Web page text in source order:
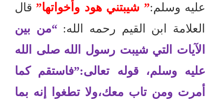
عليه وسلم:
” شيبتني هود وأخواتها” قال
العلامة ابن القيم رحمه الله:
“من بين
الآيات التي شيبت رسول الله صلى الله
عليه وسلم، قوله تعالى:”فاستقم كما
أمرت ومن تاب معك،ولا تطغوا إنه بما